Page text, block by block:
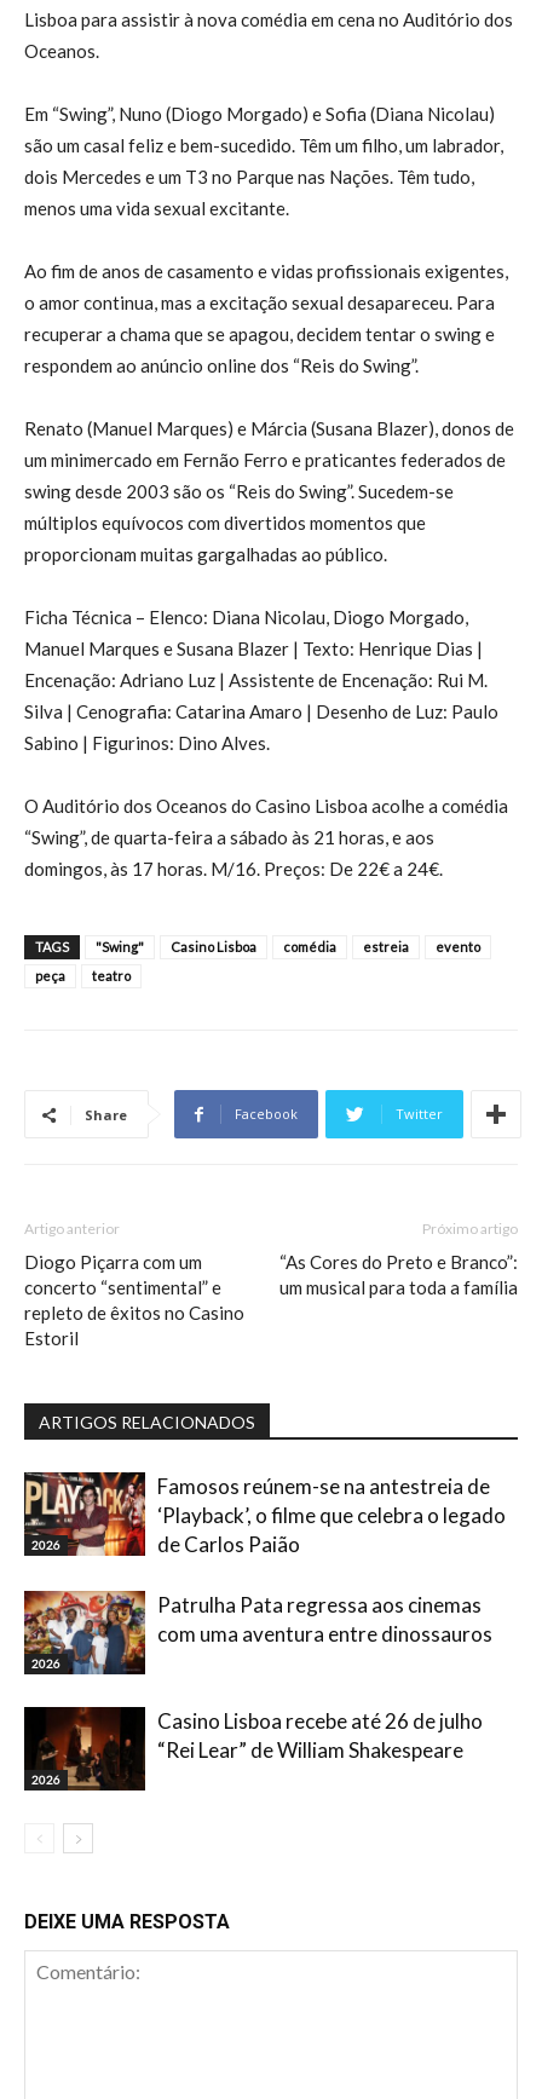
Lisboa para assistir à nova comédia em cena no Auditório dos
Oceanos.
Em “Swing”, Nuno (Diogo Morgado) e Sofia (Diana Nicolau)
são um casal feliz e bem-sucedido. Têm um filho, um labrador,
dois Mercedes e um T3 no Parque nas Nações. Têm tudo,
menos uma vida sexual excitante.
Ao fim de anos de casamento e vidas profissionais exigentes,
o amor continua, mas a excitação sexual desapareceu. Para
recuperar a chama que se apagou, decidem tentar o swing e
respondem ao anúncio online dos “Reis do Swing”.
Renato (Manuel Marques) e Márcia (Susana Blazer), donos de
um minimercado em Fernão Ferro e praticantes federados de
swing desde 2003 são os “Reis do Swing”. Sucedem-se
múltiplos equívocos com divertidos momentos que
proporcionam muitas gargalhadas ao público.
Ficha Técnica – Elenco: Diana Nicolau, Diogo Morgado,
Manuel Marques e Susana Blazer | Texto: Henrique Dias |
Encenação: Adriano Luz | Assistente de Encenação: Rui M.
Silva | Cenografia: Catarina Amaro | Desenho de Luz: Paulo
Sabino | Figurinos: Dino Alves.
O Auditório dos Oceanos do Casino Lisboa acolhe a comédia
“Swing”, de quarta-feira a sábado às 21 horas, e aos
domingos, às 17 horas. M/16. Preços: De 22€ a 24€.
TAGS "Swing" Casino Lisboa comédia estreia
evento
peça
teatro
Share Facebook Twitter
Artigo anterior
Diogo Piçarra com um
concerto “sentimental” e
repleto de êxitos no Casino
Estoril
Próximo artigo
“As Cores do Preto e Branco”:
um musical para toda a família
ARTIGOS RELACIONADOS
2026
Famosos reúnem-se na antestreia de
‘Playback’, o filme que celebra o legado
de Carlos Paião
2026
Patrulha Pata regressa aos cinemas
com uma aventura entre dinossauros
2026
Casino Lisboa recebe até 26 de julho
“Rei Lear” de William Shakespeare
DEIXE UMA RESPOSTA